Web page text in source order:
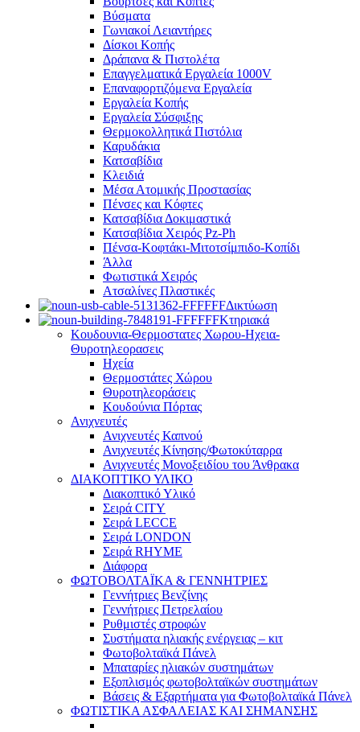
Βύσματα
Γωνιακοί Λειαντήρες
Δίσκοι Κοπής
Δράπανα & Πιστολέτα
Επαγγελματικά Εργαλεία 1000V
Επαναφορτιζόμενα Εργαλεία
Εργαλεία Κοπής
Εργαλεία Σύσφιξης
Θερμοκολλητικά Πιστόλια
Καρυδάκια
Κατσαβίδια
Κλειδιά
Μέσα Ατομικής Προστασίας
Πένσες και Κόφτες
Κατσαβίδια Δοκιμαστικά
Κατσαβίδια Χειρός Pz-Ph
Πένσα-Κοφτάκι-Μιτοτσίμπιδο-Κοπίδι
Άλλα
Φωτιστικά Χειρός
Ατσαλίνες Πλαστικές
Δικτύωση
Κτηριακά
Κουδουνια-Θερμοστατες Χωρου-Ηχεια-
Θυροτηλεορασεις
Ηχεία
Θερμοστάτες Χώρου
Θυροτηλεοράσεις
Κουδούνια Πόρτας
Ανιχνευτές
Ανιχνευτές Καπνού
Ανιχνευτές Κίνησης/Φωτοκύταρρα
Ανιχνευτές Μονοξειδίου του Άνθρακα
ΔΙΑΚΟΠΤΙΚΟ ΥΛΙΚΟ
Διακοπτικό Υλικό
Σειρά CITY
Σειρά LECCE
Σειρά LONDON
Σειρά RHYME
Διάφορα
ΦΩΤΟΒΟΛΤΑΪΚΑ & ΓΕΝΝΗΤΡΙΕΣ
Γεννήτριες Βενζίνης
Γεννήτριες Πετρελαίου
Ρυθμιστές στροφών
Συστήματα ηλιακής ενέργειας – κιτ
Φωτοβολταϊκά Πάνελ
Μπαταρίες ηλιακών συστημάτων
Εξοπλισμός φωτοβολταϊκών συστημάτων
Βάσεις & Εξαρτήματα για Φωτοβολταϊκά Πάνελ
ΦΩΤΙΣΤΙΚΑ ΑΣΦΑΛΕΙΑΣ ΚΑΙ ΣΗΜΑΝΣΗΣ